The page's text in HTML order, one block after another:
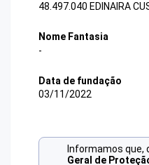
48.497.040 EDINAIRA
Nome Fantasia
-
Data de fundação
03/11/2022
Informamos que,
Geral de